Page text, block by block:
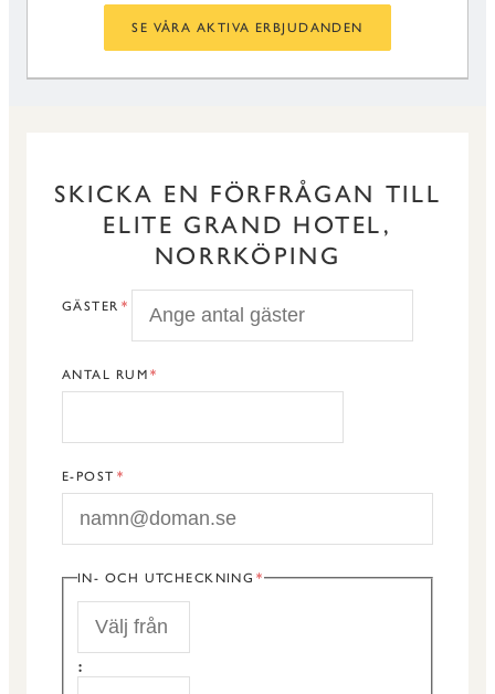
SE VÅRA AKTIVA ERBJUDANDEN
SKICKA EN FÖRFRÅGAN TILL
ELITE GRAND HOTEL,
NORRKÖPING
GÄSTER
ANTAL RUM
E-POST
IN- OCH UTCHECKNING
START
: